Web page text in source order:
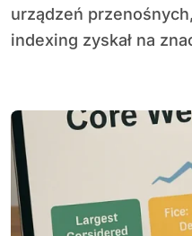
urządzeń
indexing zyskał na